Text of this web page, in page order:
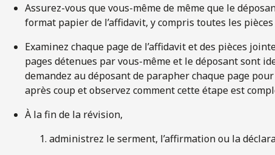
Assurez-vous que vous-même de même que le
format papier de l’affidavit, y compris toutes les
Examinez chaque page de l’affidavit et des pièces
pages détenues par vous-même et le déposant sont
demandez au déposant de parapher chaque page
après coup et observez comment cette étape est
À la fin de la révision,
administrez le serment, l’affirmation ou la